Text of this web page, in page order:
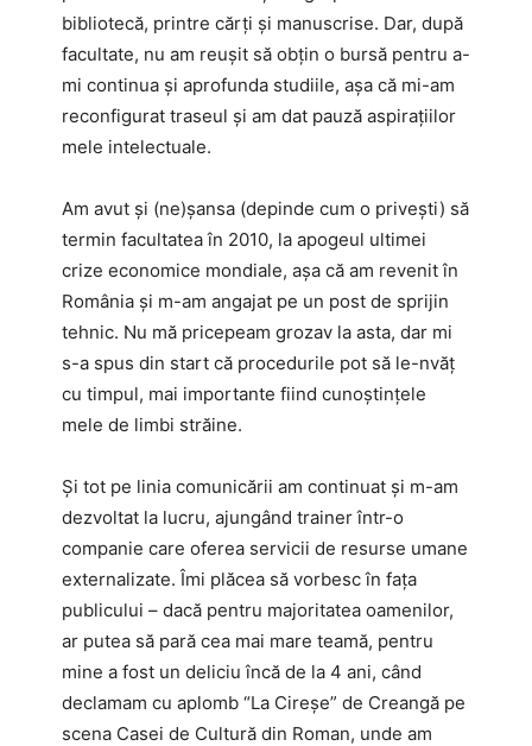
bibliotecă, printre cărți și manuscrise. Dar, după
facultate, nu am reușit să obțin o bursă pentru a-
mi continua și aprofunda studiile, așa că mi-am
reconfigurat traseul și am dat pauză aspirațiilor
mele intelectuale.
Am avut și (ne)șansa (depinde cum o privești) să
termin facultatea în 2010, la apogeul ultimei
crize economice mondiale, așa că am revenit în
România și m-am angajat pe un post de sprijin
tehnic. Nu mă pricepeam grozav la asta, dar mi
s-a spus din start că procedurile pot să le-nvăț
cu timpul, mai importante fiind cunoștințele
mele de limbi străine.
Și tot pe linia comunicării am continuat și m-am
dezvoltat la lucru, ajungând trainer într-o
companie care oferea servicii de resurse umane
externalizate. Îmi plăcea să vorbesc în fața
publicului – dacă pentru majoritatea oamenilor,
ar putea să pară cea mai mare teamă, pentru
mine a fost un deliciu încă de la 4 ani, când
declamam cu aplomb “La Cireșe” de Creangă pe
scena Casei de Cultură din Roman, unde am